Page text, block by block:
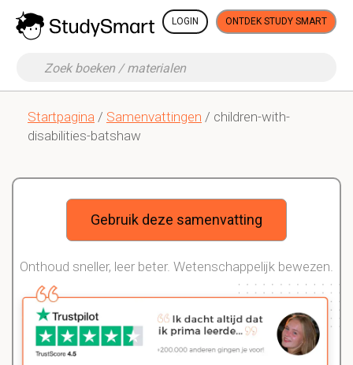
LOGIN ONTDEK STUDY SMART
Startpagina / Samenvattingen / children-with-
disabilities-batshaw
Gebruik deze samenvatting
Onthoud sneller, leer beter. Wetenschappelijk bewezen.